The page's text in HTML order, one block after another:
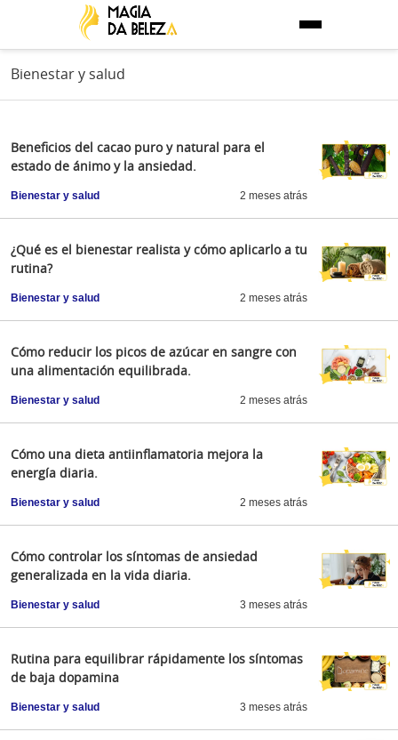
Bienestar y salud
Beneficios del cacao puro y natural para el
estado de ánimo y la ansiedad.
Bienestar y salud 2 meses atrás
¿Qué es el bienestar realista y cómo aplicarlo a tu
rutina?
Bienestar y salud 2 meses atrás
Cómo reducir los picos de azúcar en sangre con
una alimentación equilibrada.
Bienestar y salud 2 meses atrás
Cómo una dieta antiinflamatoria mejora la
energía diaria.
Bienestar y salud 2 meses atrás
Cómo controlar los síntomas de ansiedad
generalizada en la vida diaria.
Bienestar y salud 3 meses atrás
Rutina para equilibrar rápidamente los síntomas
de baja dopamina
Bienestar y salud 3 meses atrás